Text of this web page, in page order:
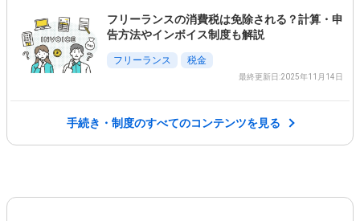
フリーランスの消費税は免除される？計算・申
告方法やインボイス制度も解説
フリーランス 税金
最終更新日:2025年11月14日
手続き・制度のすべてのコンテンツを見る